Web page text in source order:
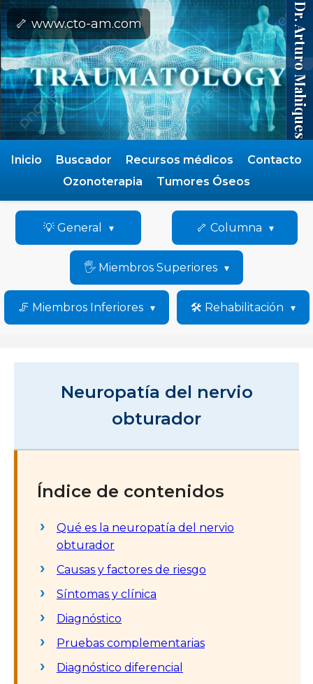
🦴 www.cto-am.com Dr. Arturo Mahiques
Inicio Buscador Recursos médicos
Contacto
Ozonoterapia
Tumores Óseos
💡 General 🦴 Columna
🖐️ Miembros Superiores
🦵 Miembros Inferiores 🛠️ Rehabilitación
Neuropatía del nervio
obturador
Índice de contenidos
Qué es la neuropatía del nervio
obturador
Causas y factores de riesgo
Síntomas y clínica
Diagnóstico
Pruebas complementarias
Diagnóstico diferencial